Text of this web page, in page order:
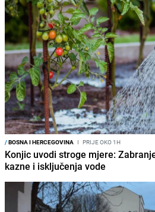
/BOSNA I HERCEGOVINA I PRIJE OKO 1H
Konjic uvodi stroge mjere:
kazne i isključenja vode